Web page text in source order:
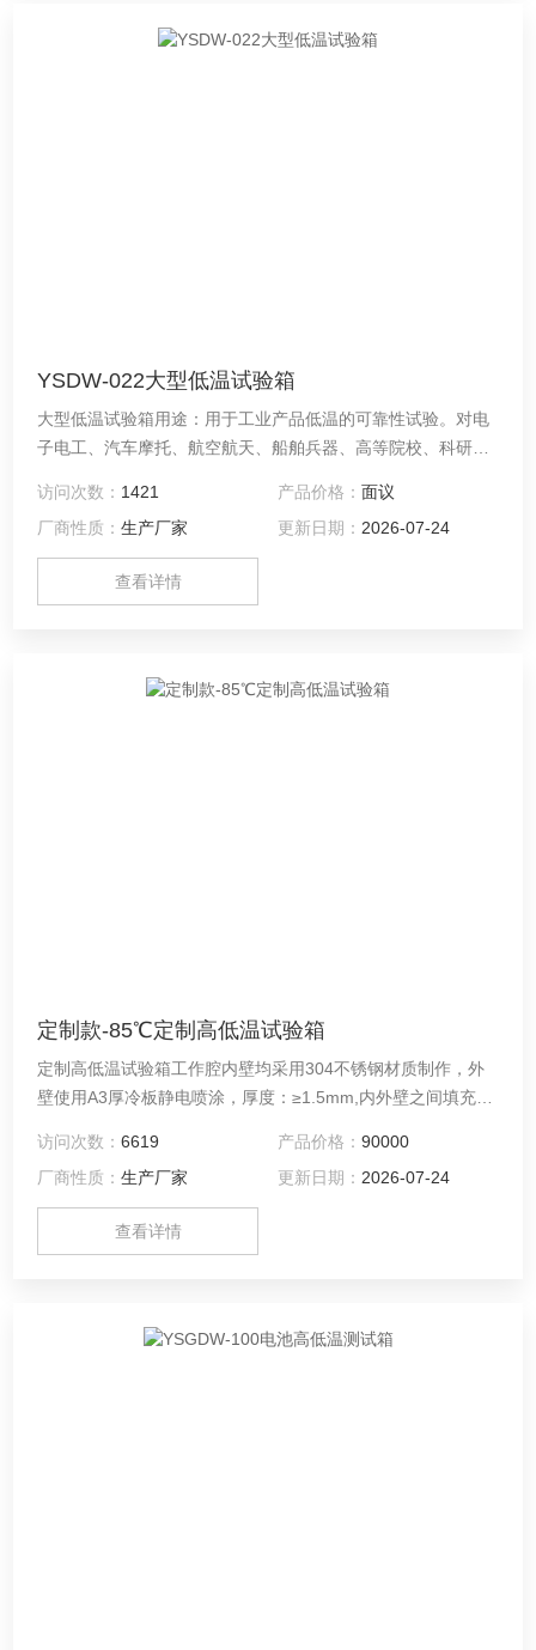
YSDW-022大型低温试验箱
大型低温试验箱用途：用于工业产品低温的可靠性试验。对电
子电工、汽车摩托、航空航天、船舶兵器、高等院校、科研单
其各项性能指标
访问次数： 1421 产品价格： 面议
厂商性质：生产厂家 更新日期： 2026-07-24
查看详情
定制款-85℃定制高低温试验箱
定制高低温试验箱工作腔内壁均采用304不锈钢材质制作，外
壁使用A3厚冷板静电喷涂，厚度：≥1.5mm,内外壁之间填充气
测。 工作腔侧壁开孔，直径约25mm，用于安装热电偶计、补
偿导线，偶孔用橡胶塞密封，不会与外部产生气体流动。
访问次数：6619 产品价格： 90000
厂商性质：生产厂家 更新日期： 2026-07-24
查看详情